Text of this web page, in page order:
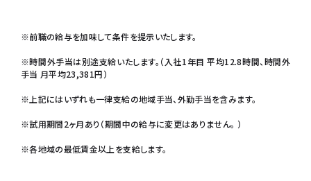
※前職の給与を加味して条件を提示いたします。
※時間外手当は別途支給いたします。（入社1年目 平均12.8時間、時間外
手当 月平均23,381円）
※上記にはいずれも一律支給の地域手当、外勤手当を含みます。
※試用期間2ヶ月あり（期間中の給与に変更はありません。 ）
※各地域の最低賃金以上を支給します。